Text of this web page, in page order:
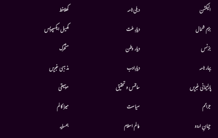
الیکشن
بزم شمال
بزنس
بہار نامہ
پارلیمانی خبریں
جرائم
جہانِ اردو
دہلی نامہ
دیارِ ملت
دیار وطن
دیارِادب
سائنس و تحقیق
سیاست
عالم اسلام
کھلاخط
کھیل ایکسپریس
متحرك
مذہبی خبریں
موسيقى
میرا کالم
ہمسایہ